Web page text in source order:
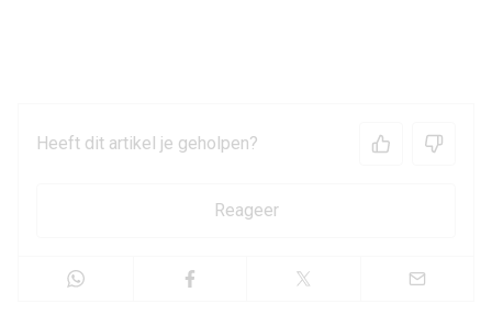
Heeft dit artikel je geholpen?
Reageer